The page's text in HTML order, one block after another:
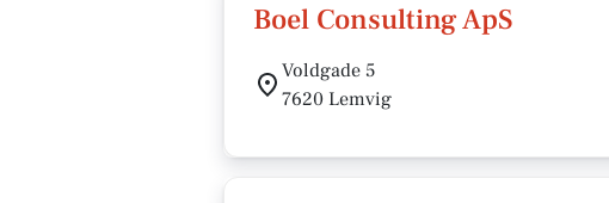
Boel Consulting ApS
Voldgade 5
7620 Lemvig